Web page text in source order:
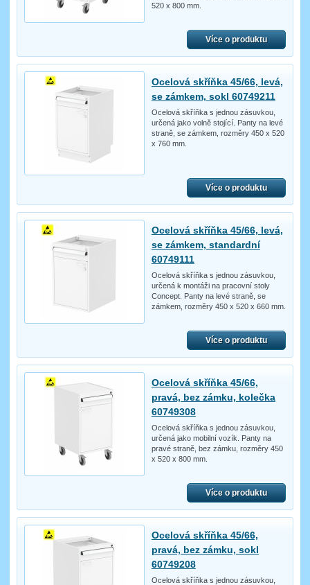
520 x 800 mm.
Více o produktu
Ocelová skříňka 45/66, levá,
se zámkem, sokl 60749211
Ocelová skříňka s jednou zásuvkou,
určená jako volně stojící. Panty na levé
straně, se zámkem, rozměry 450 x 520
x 760 mm.
Více o produktu
Ocelová skříňka 45/66, levá,
se zámkem, standardní
60749111
Ocelová skříňka s jednou zásuvkou,
určená k montáži na pracovní stoly
Concept. Panty na levé straně, se
zámkem, rozměry 450 x 520 x 660 mm.
Více o produktu
Ocelová skříňka 45/66,
pravá, bez zámku, kolečka
60749308
Ocelová skříňka s jednou zásuvkou,
určená jako mobilní vozík. Panty na
pravé straně, bez zámku, rozměry 450
x 520 x 800 mm.
Více o produktu
Ocelová skříňka 45/66,
pravá, bez zámku, sokl
60749208
Ocelová skříňka s jednou zásuvkou,